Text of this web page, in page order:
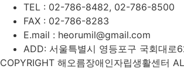
TEL : 02-786-8482, 02-786-8500
FAX : 02-786-8283
E.mail : heorumil@gmail.com
ADD: 서울특별시 영등포구 국회대
COPYRIGHT 해오름장애인자립생활센터